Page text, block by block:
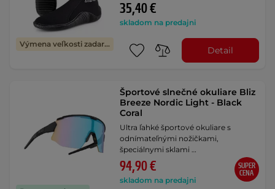
Výmena veľkosti zadarmo
35,40 €
skladom na predajni
Detail
Športové slnečné okuliare Bliz
Breeze Nordic Light - Black
Coral
Ultra ľahké športové okuliare s
odnímateľnými nožičkami,
špeciálnymi sklami …
94,90 €
skladom na predajni
SUPER
CENA